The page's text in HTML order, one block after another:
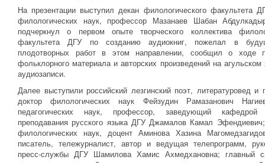
На презентации выступил декан филологического факультета
филологических наук, профессор Мазанаев Шабан
подчеркнул о первом опыте творческого коллектива
факультета ДГУ по созданию аудиокниг, пожелал в
плодотворных работ в этом направлении, сообщил о ходе
фольклорного материала и авторских произведений на
аудиозаписи.
Далее выступили российский лезгинский поэт, литературовед и
доктор филологических наук Фейзудин Рамазанович
педагогических наук, профессор, заведующий кафедрой
преподавания русского языка ДГУ Джамалов Камал
филологических наук, доцент Аминова Хазина
писатель, тележурналист, автор и ведущая телепрограмм,
пресс-службы ДГУ Шамилова Хамис Ахмедхановна; главный